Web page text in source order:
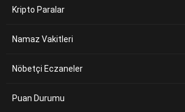
Kripto Paralar
Namaz Vakitleri
Nöbetçi Eczaneler
Puan Durumu